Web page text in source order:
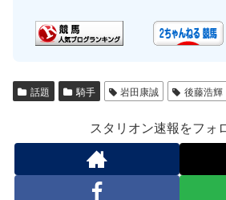
話題 騎手 岩田康誠 後藤浩輝
スタリオン速報をフォ